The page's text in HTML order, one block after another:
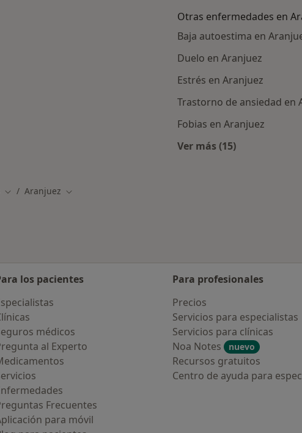
Otras enfermedades en
Baja autoestima en
Duelo en Aranjuez
Estrés en Aranjuez
Trastorno de ansiedad en
Fobias en Aranjuez
Ver más (15)
Cambiar de ciudad
Aranjuez Cambiar de ciudad
los pacientes
médicos
al Experto
Frecuentes
para móvil
Para profesionales
Precios
Servicios para especialistas
Servicios para clínicas
Noa Notes
nuevo
Recursos gratuitos
Centro de ayuda para